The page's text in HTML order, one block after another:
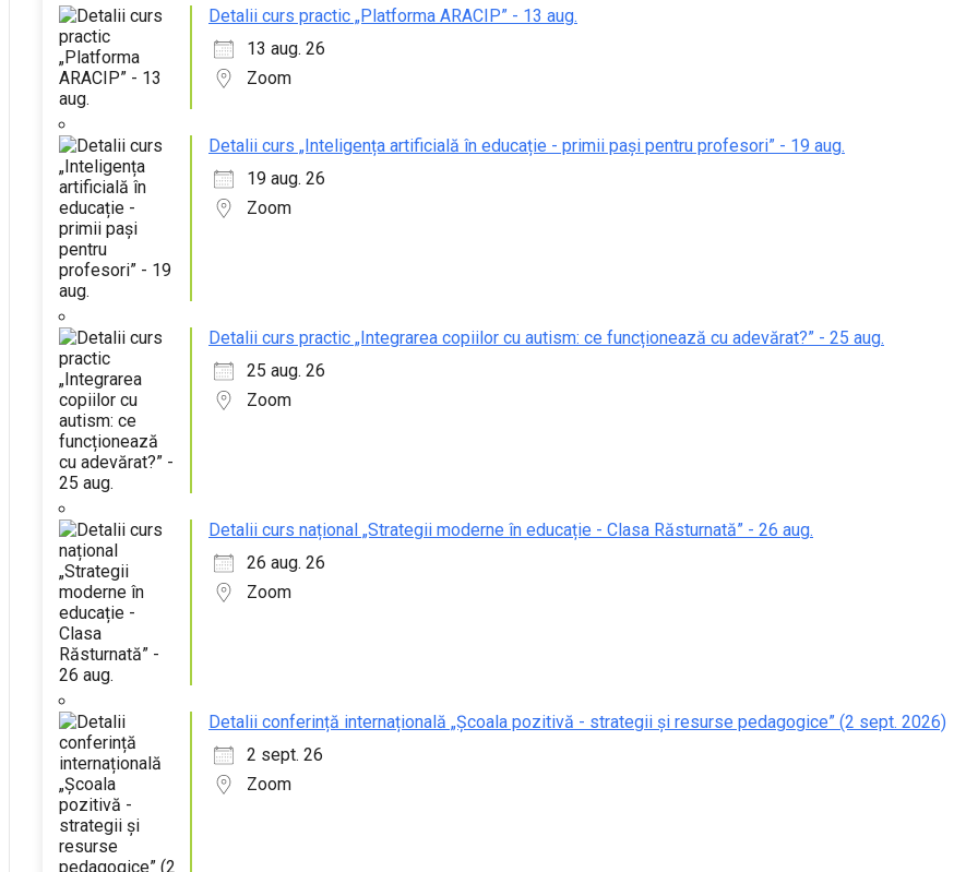
Detalii curs practic „Platforma ARACIP” - 13 aug.
13 aug. 26
Zoom
Detalii curs „Inteligența artificială în educație - primii pași pentru profesori” - 19 aug.
19 aug. 26
Zoom
Detalii curs practic „Integrarea copiilor cu autism: ce funcționează cu adevărat?” - 25 aug.
25 aug. 26
Zoom
Detalii curs național „Strategii moderne în educație - Clasa Răsturnată” - 26 aug.
26 aug. 26
Zoom
Detalii conferință internațională „Școala pozitivă - strategii și resurse pedagogice” (2 sept. 2026)
2 sept. 26
Zoom